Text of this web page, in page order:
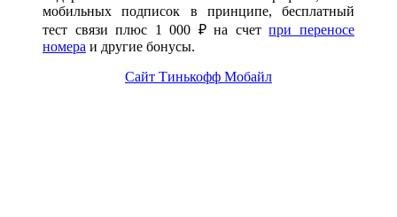
мобильных подписок в принципе, бесплатный
тест связи плюс 1 000 ₽ на счетпри переносе
номера и другие бонусы.
Сайт Тинькофф Мобайл